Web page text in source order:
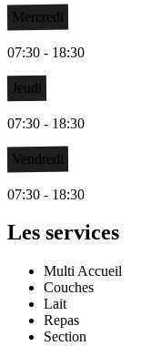
Mercredi
07:30 - 18:30
Jeudi
07:30 - 18:30
Vendredi
07:30 - 18:30
Les services
Multi Accueil
Couches
Lait
Repas
Section